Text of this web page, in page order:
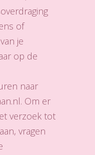
of
je
op de
naar
Om er
verzoek tot
vragen